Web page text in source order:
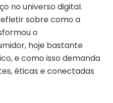
no universo digital.
sobre como a
o
hoje bastante
e como isso demanda
éticas e conectadas